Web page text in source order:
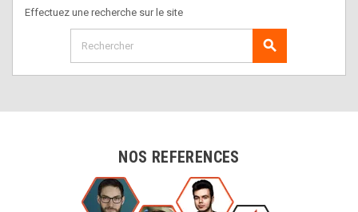
Effectuez une recherche sur le site
search
NOS REFERENCES